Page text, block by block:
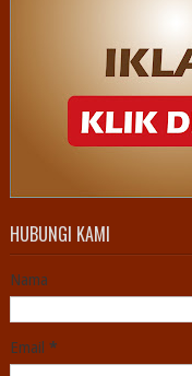
HUBUNGI KAMI
Nama
Email *